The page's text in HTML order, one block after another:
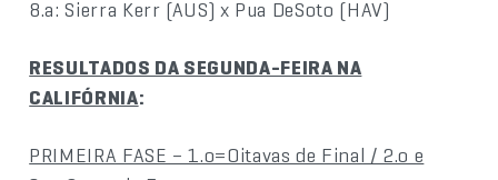
8.a: Sierra Kerr (AUS) x Pua DeSoto (HAV)
RESULTADOS DA SEGUNDA-FEIRA NA
CALIFÓRNIA:
PRIMEIRA FASE – 1.o=Oitavas de Final / 2.o e